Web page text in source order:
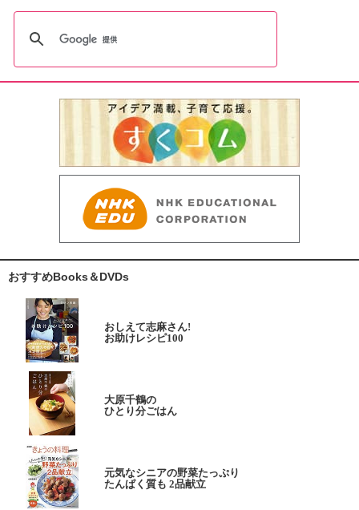
おすすめBooks＆DVDs
おしえて志麻さん!
お助けレシピ100
大原千鶴の
ひとり分ごはん
元気なシニアの野菜たっぷり
たんぱく質も 2品献立